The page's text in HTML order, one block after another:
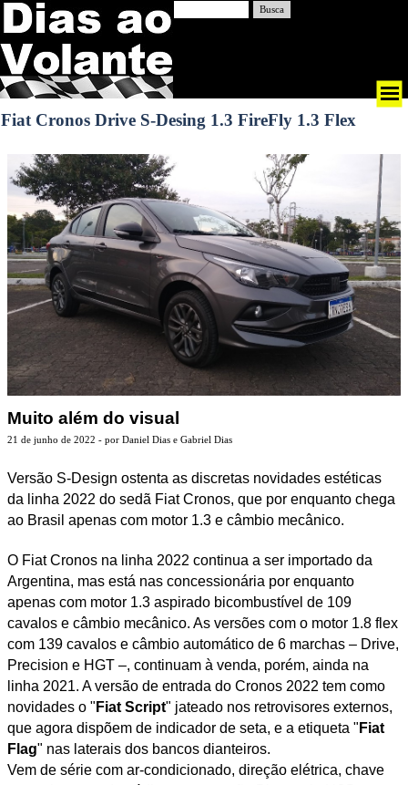
Busca
Fiat Cronos Drive S-Desing 1.3 FireFly 1.3 Flex
Muito além do visual
21 de junho de 2022 - por Daniel Dias e Gabriel Dias
Versão S-Design ostenta as discretas novidades estéticas
da linha 2022 do sedã Fiat Cronos, que por enquanto chega
ao Brasil apenas com motor 1.3 e câmbio mecânico.
O Fiat Cronos na linha 2022 continua a ser importado da
Argentina, mas está nas concessionária por enquanto
apenas com motor 1.3 aspirado bicombustível de 109
cavalos e câmbio mecânico. As versões com o motor 1.8 flex
com 139 cavalos e câmbio automático de 6 marchas – Drive,
Precision e HGT –, continuam à venda, porém, ainda na
linha 2021. A versão de entrada do Cronos 2022 tem como
novidades o " Fiat Script" jateado nos retrovisores externos,
que agora dispõem de indicador de seta, e a etiqueta " Fiat
Flag" nas laterais dos bancos dianteiros.
Vem de série com ar-condicionado, direção elétrica, chave